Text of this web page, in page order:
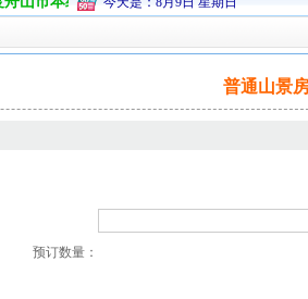
普通山景
预订数量：